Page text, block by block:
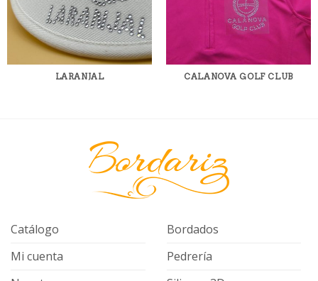
LARANJAL CALANOVA GOLF CLUB
Catálogo
Mi cuenta
Bordados
Pedrería